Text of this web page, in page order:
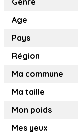
Age
Pays
Région
Ma commune
Ma taille
Mon poids
Mes yeux